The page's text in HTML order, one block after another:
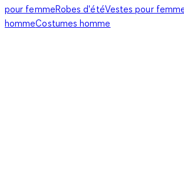
pour femmeRobes d'étéVestes pour
hommeCostumes homme